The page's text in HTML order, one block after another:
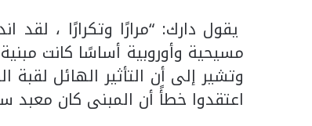
يقول دارك: “مرارًا وتكرارًا ،
مسيحية وأوروبية أساسًا كانت
وتشير إلى أن التأثير الهائل
اعتقدوا خطأً أن المبنى كان معبد